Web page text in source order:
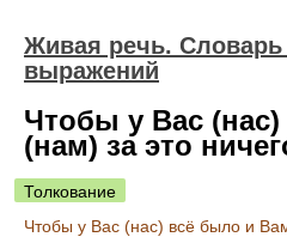
Живая речь. Словарь
выражений
Чтобы у Вас
(нам) за это
Толкование
Чтобы у Вас (нас) всё было и